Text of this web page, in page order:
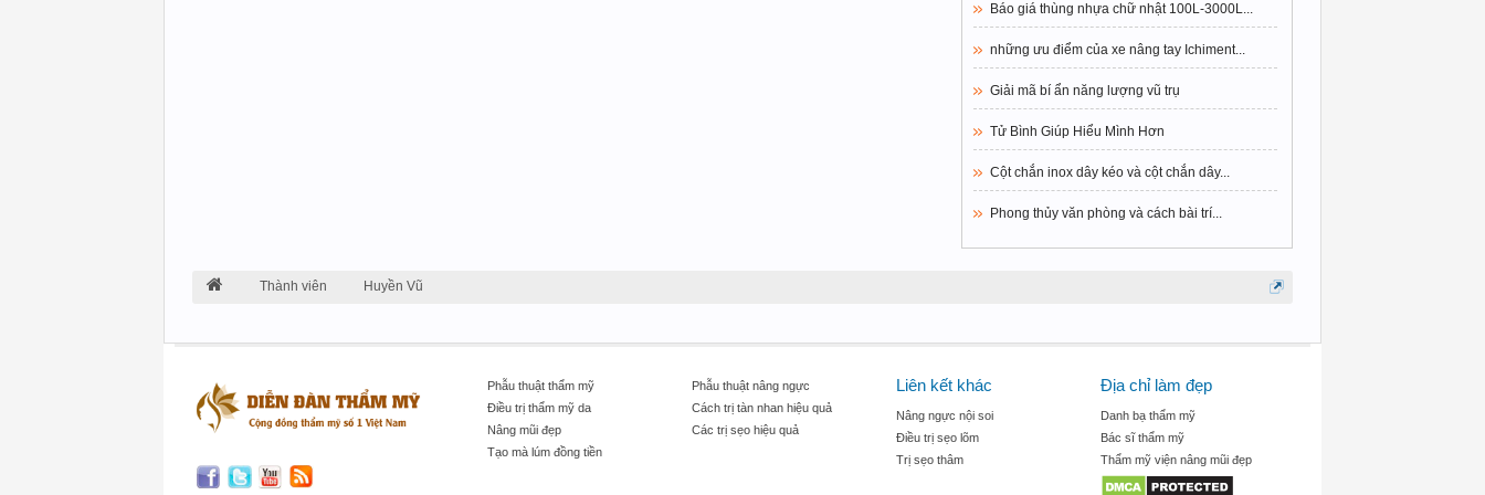
Báo giá thùng nhựa chữ nhật 100L-3000L...
những ưu điểm của xe nâng tay Ichiment...
Giải mã bí ẩn năng lượng vũ trụ
Tử Bình Giúp Hiểu Mình Hơn
Cột chắn inox dây kéo và cột chắn dây...
Phong thủy văn phòng và cách bài trí...
Thành viên Huyền Vũ
Phẫu thuật thẩm mỹ
Điều trị thẩm mỹ da
Nâng mũi đẹp
Tạo mà lúm đồng tiền
Phẫu thuật nâng ngực
Cách trị tàn nhan hiệu quả
Các trị sẹo hiệu quả
Liên kết khác
Nâng ngực nội soi
Điều trị sẹo lõm
Trị sẹo thâm
Địa chỉ làm đẹp
Danh bạ thẩm mỹ
Bác sĩ thẩm mỹ
Thẩm mỹ viện nâng mũi đẹp